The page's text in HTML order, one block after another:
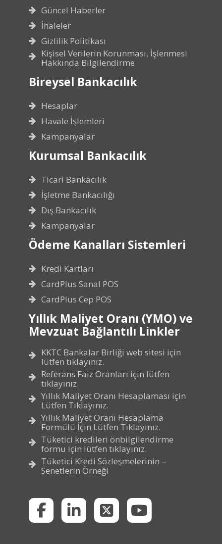
Güncel Haberler
İhaleler
Gizlilik Politikası
Kişisel Verilerin Korunması, İşlenmesi
Hakkında Bilgilendirme
Bireysel Bankacılık
Hesaplar
Havale İşlemleri
Kampanyalar
Kurumsal Bankacılık
Ticari Bankacılık
İşletme Bankacılığı
Dış Bankacılık
Kampanyalar
Ödeme Kanalları Sistemleri
Kredi Kartları
CardPlus Sanal POS
CardPlus Cep POS
Yıllık Maliyet Oranı (YMO) ve
Mevzuat Bağlantılı Linkler
KKTC Bankalar Birliği web sitesi için
lütfen tıklayınız.
Referans Faiz Oranları için lütfen
tıklayınız.
Yıllık Maliyet Oranı Hesaplaması için
Lütfen Tıklayınız.
Yıllık Maliyet Oranı Hesaplama
Formülü İçin Lütfen Tıklayınız.
Tüketici kredileri önbilgilendirme
formu için lütfen tıklayınız.
Tüketici Kredi Sözleşmelerinin –
Senetlerin Örneği